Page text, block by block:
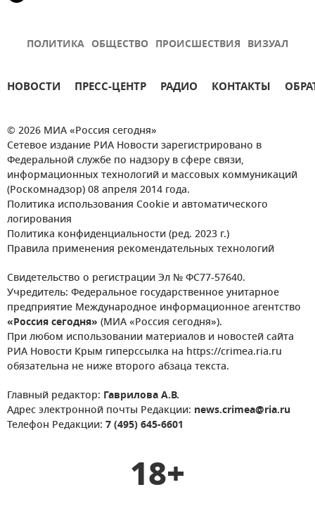
ПОЛИТИКА ОБЩЕСТВО ПРОИСШЕСТВИЯ ВИЗУАЛ
НОВОСТИ ПРЕСС-ЦЕНТР РАДИО КОНТАКТЫ
© 2026 МИА «Россия сегодня»
Сетевое издание РИА Новости зарегистрировано в
Федеральной службе по надзору в сфере связи,
информационных технологий и массовых коммуникаций
(Роскомнадзор) 08 апреля 2014 года.
Политика использования Cookie и автоматического
логирования
Политика конфиденциальности (ред. 2023 г.)
Правила применения рекомендательных технологий
Свидетельство о регистрации Эл № ФС77-57640.
Учредитель: Федеральное государственное унитарное
предприятие Международное информационное агентство
«Россия сегодня» (МИА «Россия сегодня»).
При любом использовании материалов и новостей сайта
РИА Новости Крым гиперссылка на https://crimea.ria.ru
обязательна не ниже второго абзаца текста.
Главный редактор: Гаврилова А.В.
Адрес электронной почты Редакции: news.crimea@ria.ru
Телефон Редакции: 7 (495) 645-6601
18+